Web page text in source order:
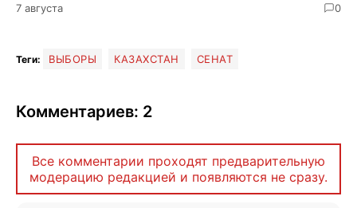
7 августа 0
Теги: ВЫБОРЫ КАЗАХСТАН СЕНАТ
Комментариев: 2
Все комментарии проходят предварительную
модерацию редакцией и появляются не сразу.